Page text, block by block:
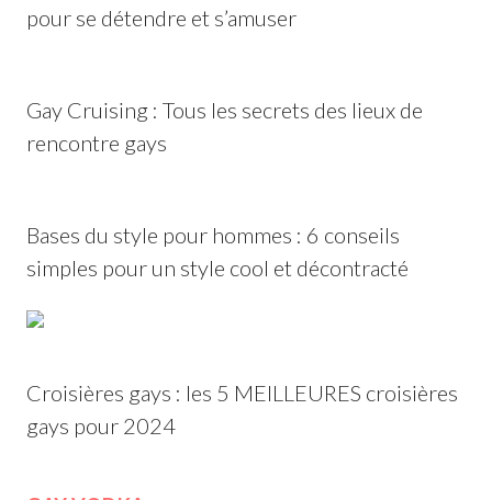
pour se détendre et s’amuser
Gay Cruising : Tous les secrets des lieux de
rencontre gays
Bases du style pour hommes : 6 conseils
simples pour un style cool et décontracté
Croisières gays : les 5 MEILLEURES croisières
gays pour 2024